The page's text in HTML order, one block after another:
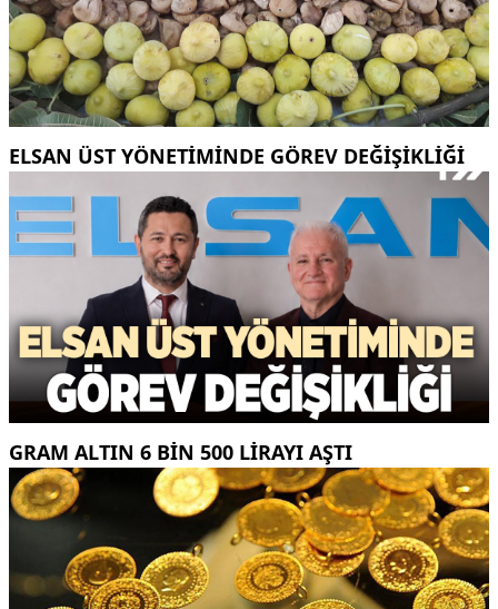
ELSAN ÜST YÖNETIMINDE GÖREV DEĞIŞIKLIĞI
GRAM ALTIN 6 BIN 500 LIRAYI AŞTI